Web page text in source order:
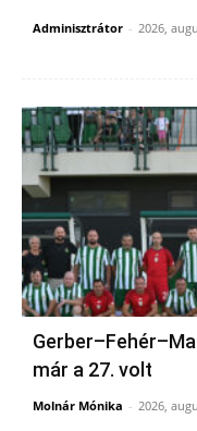
Adminisztrátor - 2026,
már a 27. volt
Molnár Mónika - 2026,